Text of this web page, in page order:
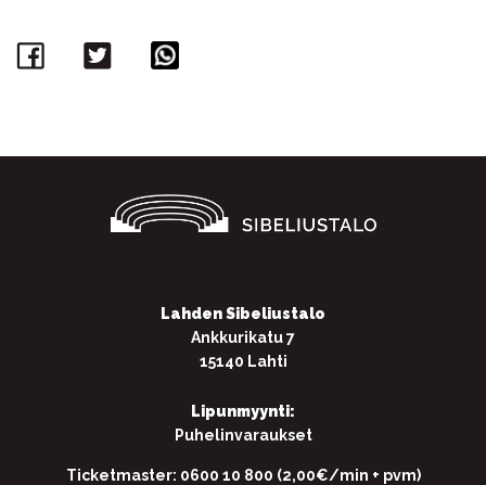
Facebook
Twitter
Lahden Sibeliustalo
Ankkurikatu 7
15140 Lahti
Lipunmyynti:
Puhelinvaraukset
Ticketmaster: 0600 10 800 (2,00€/min + pvm)